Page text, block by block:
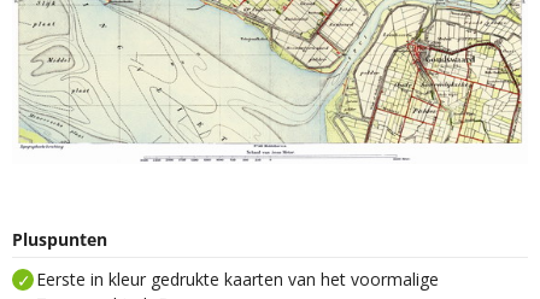
Pluspunten
Eerste in kleur gedrukte kaarten van het voormalige